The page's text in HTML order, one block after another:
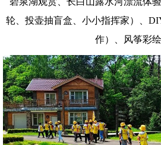
轮、投壶抽盲盒、小小指挥家）、
作）、风筝彩绘